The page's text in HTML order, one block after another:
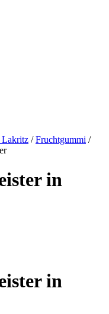
Lakritz / Fruchtgummi /
in
in